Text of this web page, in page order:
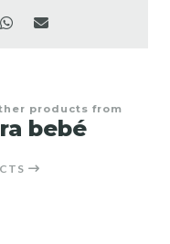
products from
bebé